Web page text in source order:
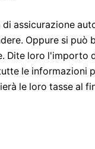
assicurazione
Oppure si può
Dite loro l'importo
le informazioni
le loro tasse al